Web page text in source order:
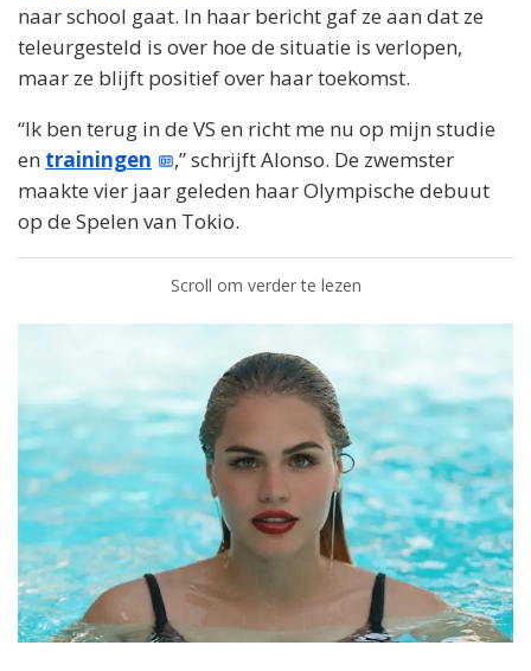
naar school gaat. In haar bericht gaf ze aan dat ze
teleurgesteld is over hoe de situatie is verlopen,
maar ze blijft positief over haar toekomst.
“Ik ben terug in de VS en richt me nu op mijn studie
en trainingen
,” schrijft Alonso. De zwemster
maakte vier jaar geleden haar Olympische debuut
op de Spelen van Tokio.
Scroll om verder te lezen